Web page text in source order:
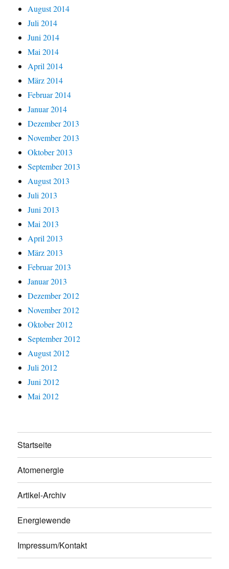
August 2014
Juli 2014
Juni 2014
Mai 2014
April 2014
März 2014
Februar 2014
Januar 2014
Dezember 2013
November 2013
Oktober 2013
September 2013
August 2013
Juli 2013
Juni 2013
Mai 2013
April 2013
März 2013
Februar 2013
Januar 2013
Dezember 2012
November 2012
Oktober 2012
September 2012
August 2012
Juli 2012
Juni 2012
Mai 2012
Startseite
Atomenergie
Artikel-Archiv
Energiewende
Impressum/Kontakt